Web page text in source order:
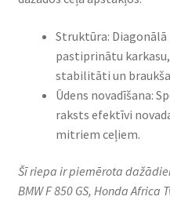
Struktūra:
pastiprinātu
stabilitāti un
Ūdens novadīšana:
raksts efektīvi
mitriem ceļiem.​
Šī riepa ir piemērota
BMW F 850 GS, Honda Africa